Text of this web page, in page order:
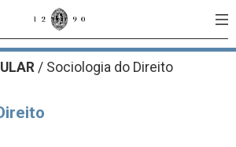
/ Sociologia do Direito